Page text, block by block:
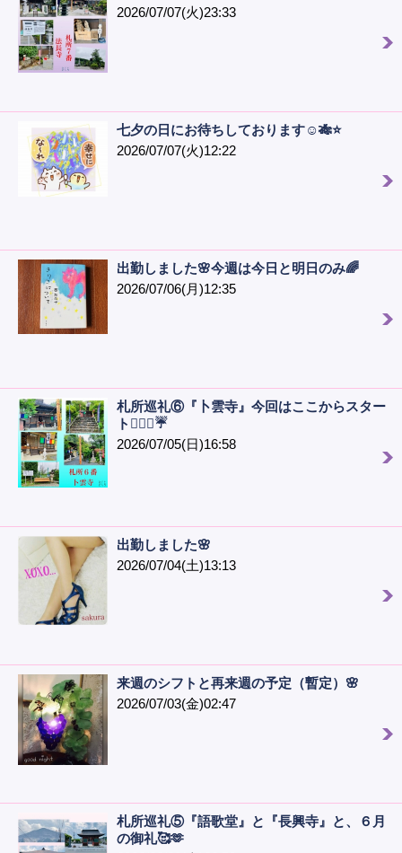
2026/07/07(火)23:33
七夕の日にお待ちしております☺️🎋⭐️
2026/07/07(火)12:22
出勤しました🌸今週は今日と明日のみ🌈
2026/07/06(月)12:35
札所巡礼⑥『卜雲寺』今回はここからスター
ト🙋🏻‍♀️☔️
2026/07/05(日)16:58
出勤しました🌸
2026/07/04(土)13:13
来週のシフトと再来週の予定（暫定）🌸
2026/07/03(金)02:47
札所巡礼⑤『語歌堂』と『長興寺』と、６月
の御礼🥰🫶